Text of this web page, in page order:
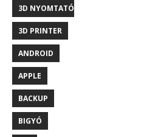
3D NYOMTATÓ
3D PRINTER
ANDROID
APPLE
BACKUP
BIGYÓ